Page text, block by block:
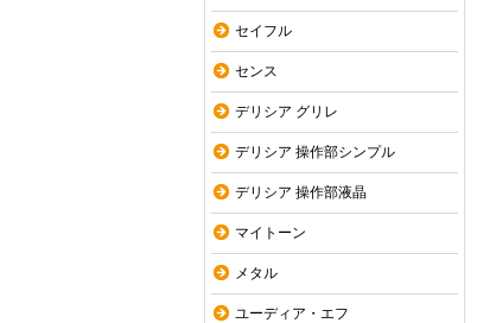
セイフル
センス
デリシア グリレ
デリシア 操作部シンプル
デリシア 操作部液晶
マイトーン
メタル
ユーディア・エフ